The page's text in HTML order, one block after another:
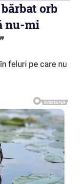
orb
nu-mi
feluri pe care nu